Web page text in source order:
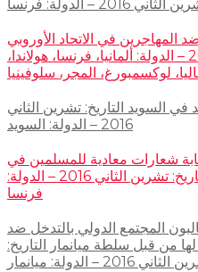
2016 – الدولة: فرنسا
المهاجرين في الاتحاد الأوروبي
التاريخ: تشرين الثاني 2016 – الدولة: ألمانيا، فرنسا، هولاندا،
لوكسمبورغ، المجر، سلوفينيا
التاريخ: تشرين الثاني
2016 – الدولة: السويد
شعارات معادية للمسلمين في
مدينة بوردو الفرنسية. التاريخ: تشرين الثاني 2016 – الدولة:
فرنسا
المجتمع الدولي بالتدخل ضد
لها من قبل سلطة ميانمار التاريخ:
2016 – الدولة: ميانمار